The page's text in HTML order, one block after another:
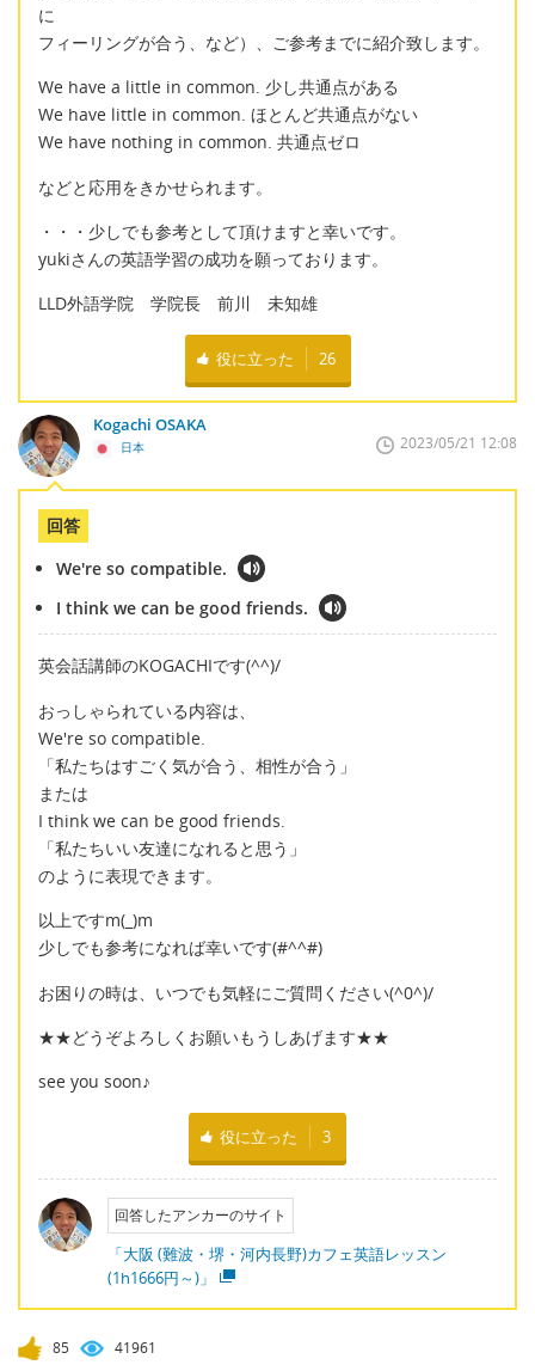
に
フィーリングが合う、など）、ご参考までに紹介致します。
We have a little in common. 少し共通点がある
We have little in common. ほとんど共通点がない
We have nothing in common. 共通点ゼロ
などと応用をきかせられます。
・・・少しでも参考として頂けますと幸いです。
yukiさんの英語学習の成功を願っております。
LLD外語学院 学院長 前川 未知雄
役に立った 26
Kogachi OSAKA
日本 2023/05/21 12:08
回答
We're so compatible.
I think we can be good friends.
英会話講師のKOGACHIです(^^)/
おっしゃられている内容は、
We're so compatible.
「私たちはすごく気が合う、相性が合う」
または
I think we can be good friends.
「私たちいい友達になれると思う」
のように表現できます。
以上ですm(_)m
少しでも参考になれば幸いです(#^^#)
お困りの時は、いつでも気軽にご質問ください(^0^)/
★★どうぞよろしくお願いもうしあげます★★
see you soon♪
役に立った 3
回答したアンカーのサイト
「大阪 (難波・堺・河内長野)カフェ英語レッスン
(1h1666円～)」
85 41961